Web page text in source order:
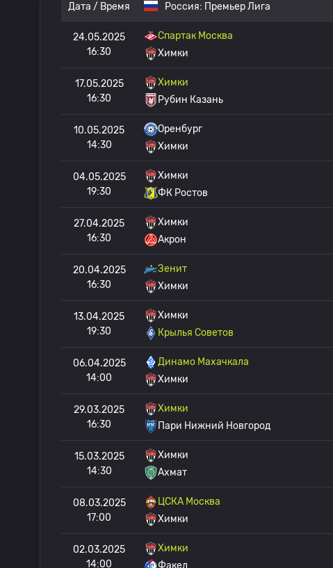
Дата / Время Россия: Премьер Лига
24.05.2025
16:30
Спартак Москва
Химки
17.05.2025
16:30
Химки
Рубин Казань
10.05.2025
14:30
Оренбург
Химки
04.05.2025
19:30
Химки
ФК Ростов
27.04.2025
16:30
Химки
Акрон
20.04.2025
16:30
Зенит
Химки
13.04.2025
19:30
Химки
Крылья Советов
06.04.2025
14:00
Динамо Махачкала
Химки
29.03.2025
16:30
Химки
Пари Нижний Новгород
15.03.2025
14:30
Химки
Ахмат
08.03.2025
17:00
ЦСКА Москва
Химки
02.03.2025
14:00
Химки
Факел